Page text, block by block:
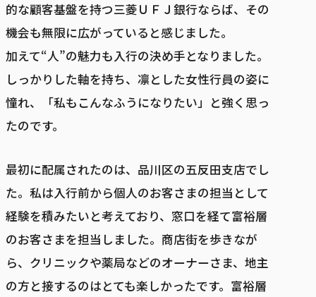
的な顧客基盤を持つ三菱ＵＦＪ銀行ならば、その
機会も無限に広がっていると感じました。
加えて“人”の魅力も入行の決め手となりました。
しっかりした軸を持ち、凛とした女性行員の姿に
憧れ、「私もこんなふうになりたい」と強く思っ
たのです。
最初に配属されたのは、品川区の五反田支店でし
た。私は入行前から個人のお客さまの担当として
経験を積みたいと考えており、窓口を経て富裕層
のお客さまを担当しました。商店街を歩きなが
ら、クリニックや薬局などのオーナーさま、地主
の方と接するのはとても楽しかったです。富裕層